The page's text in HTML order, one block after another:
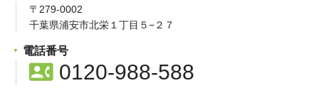
〒279-0002
千葉県浦安市北栄１丁目５−２７
電話番号
contact_phone0120-988-588